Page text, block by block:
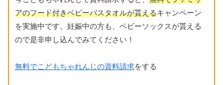
アのフード付きベビーバスタオルが貰えるキャンペーン
を実施中です。妊娠中の方も、ベビーソックスが貰える
ので是非申し込んでみてください！
無料でこどもちゃれんじの資料請求をする